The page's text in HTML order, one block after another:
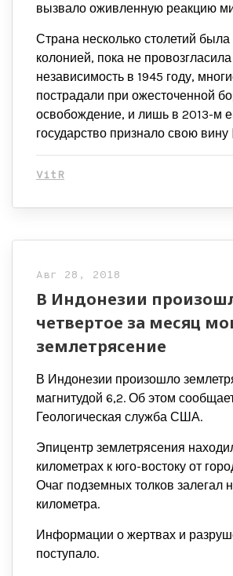
вызвало оживленную реакцию
Страна несколько столетий была
колонией, пока не
независимость в 1945 году,
пострадали при ожесточенной
освобождение, и лишь в 2013-м
государство признало свою вину
VitR
Авг 28, 2018
В Индонезии
четвертое за месяц
землетрясение
В Индонезии произошло
магнитудой 6,2. Об этом
Геологическая служба США.
Эпицентр землетрясения
километрах к юго-востоку от
Очаг подземных толков залегал
километра.
Информации о жертвах и
поступало.